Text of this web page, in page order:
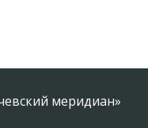
меридиан»